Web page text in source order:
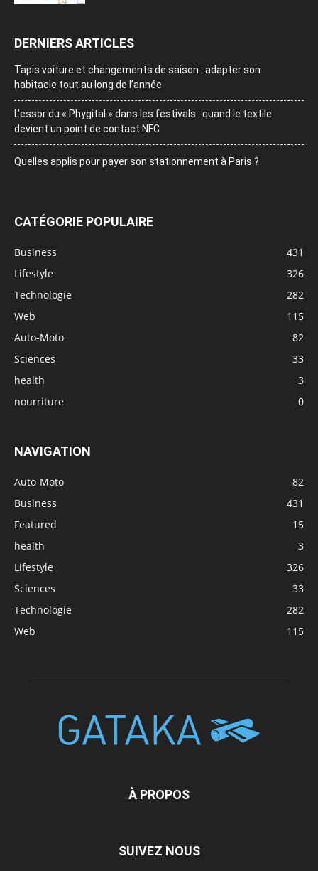
DERNIERS ARTICLES
Tapis voiture et changements de saison : adapter son
habitacle tout au long de l’année
L’essor du « Phygital » dans les festivals : quand le textile
devient un point de contact NFC
Quelles applis pour payer son stationnement à Paris ?
CATÉGORIE POPULAIRE
Business
431
Lifestyle
326
Technologie
282
Web
115
Auto-Moto
82
Sciences
33
health
3
nourriture
0
NAVIGATION
Auto-Moto
82
Business
431
Featured
15
health
3
Lifestyle
326
Sciences
33
Technologie
282
Web
115
À PROPOS
SUIVEZ NOUS